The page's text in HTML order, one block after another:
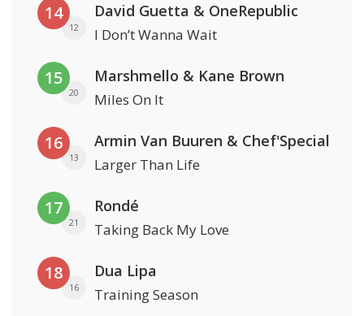
14
12
David Guetta & OneRepublic
I Don’t Wanna Wait
15
20
Marshmello & Kane Brown
Miles On It
16
13
Armin Van Buuren & Chef'Special
Larger Than Life
17
21
Rondé
Taking Back My Love
18
16
Dua Lipa
Training Season